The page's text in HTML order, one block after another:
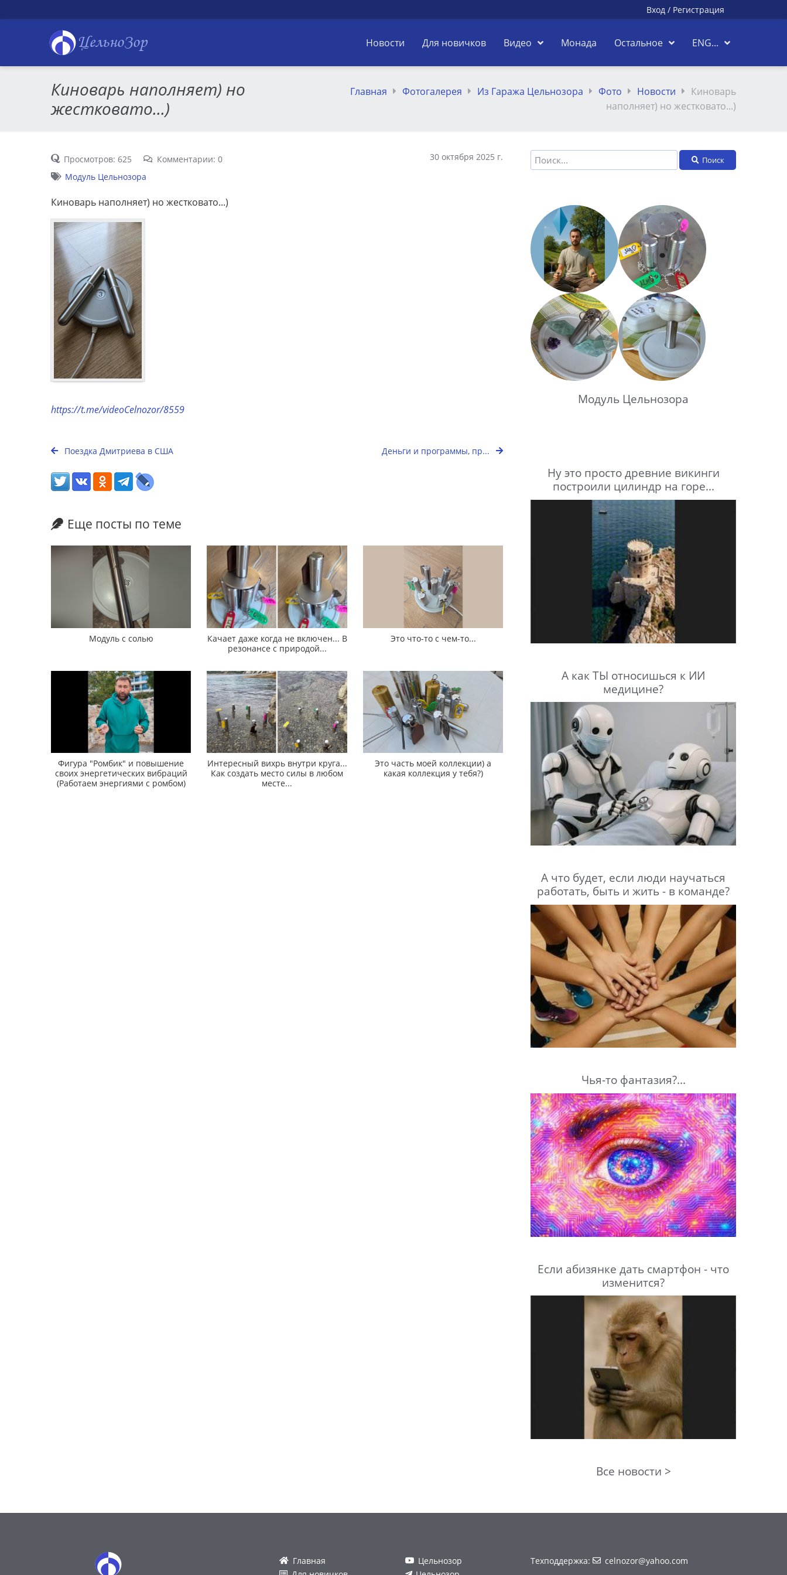
Вход / Регистрация
ЦельноЗор Новости Для новичков Видео Монада Остальное ENG...
Киноварь наполняет) но
жестковато...)
Главная Фотогалерея Из Гаража Цельнозора Фото Новости
Киноварь
наполняет) но жестковато...)
Просмотров: 625 Комментарии: 0
30 октября 2025 г.
Модуль Цельнозора
Киноварь наполняет) но жестковато...)
https://t.me/videoCelnozor/8559
Поездка Дмитриева в США Деньги и программы, пр...
Еще посты по теме
Модуль с солью
Качает даже когда не включен... В
резонансе с природой...
Это что-то с чем-то...
Фигура "Ромбик" и повышение
своих энергетических вибраций
(Работаем энергиями с ромбом)
Интересный вихрь внутри круга...
Как создать место силы в любом
месте...
Это часть моей коллекции) а
какая коллекция у тебя?)
Поиск
Модуль Цельнозора
Ну это просто древние викинги
построили цилиндр на горе...
А как ТЫ относишься к ИИ
медицине?
А что будет, если люди научаться
работать, быть и жить - в команде?
Чья-то фантазия?...
Если абизянке дать смартфон - что
изменится?
Все новости >
Главная
Цельнозор
Техподдержка: celnozor@yahoo.com